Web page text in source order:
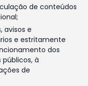
de conteúdos
avisos e
e estritamente
dos
à
de